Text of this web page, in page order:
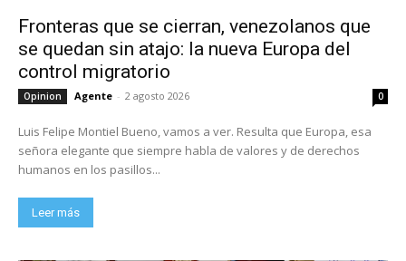
Fronteras que se cierran, venezolanos que
se quedan sin atajo: la nueva Europa del
control migratorio
Opinion Agente - 2 agosto 2026 0
Luis Felipe Montiel Bueno, vamos a ver. Resulta que Europa, esa
señora elegante que siempre habla de valores y de derechos
humanos en los pasillos...
Leer más